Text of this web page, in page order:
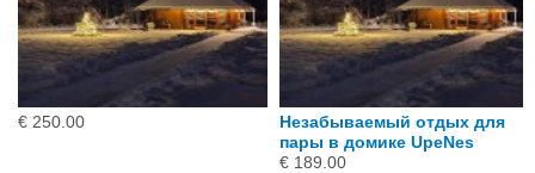
€ 250.00
Незабываемый отдых для
пары в домике UpeNes
€ 189.00